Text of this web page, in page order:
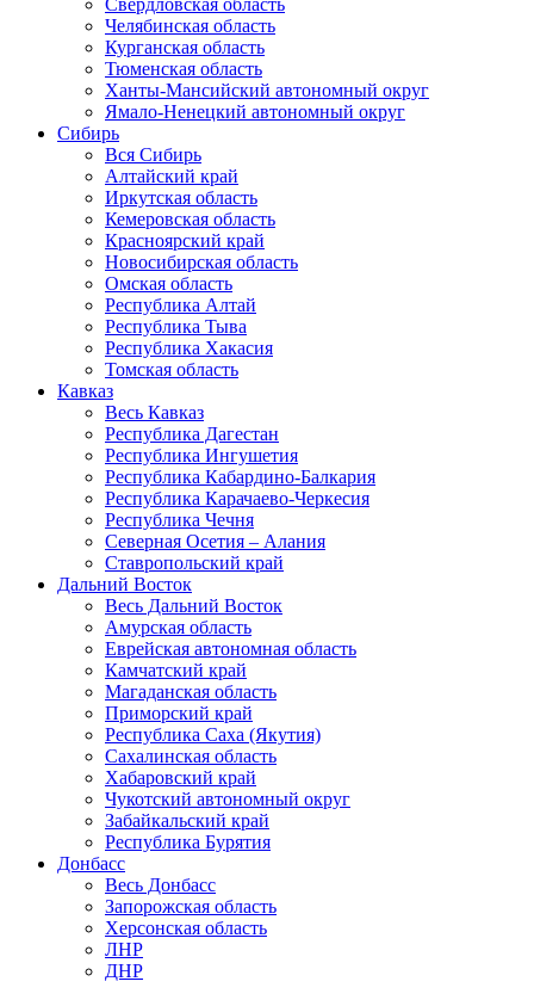
Свердловская область
Челябинская область
Курганская область
Тюменская область
Ханты-Мансийский автономный округ
Ямало-Ненецкий автономный округ
Сибирь
Вся Сибирь
Алтайский край
Иркутская область
Кемеровская область
Красноярский край
Новосибирская область
Омская область
Республика Алтай
Республика Тыва
Республика Хакасия
Томская область
Кавказ
Весь Кавказ
Республика Дагестан
Республика Ингушетия
Республика Кабардино-Балкария
Республика Карачаево-Черкесия
Республика Чечня
Северная Осетия – Алания
Ставропольский край
Дальний Восток
Весь Дальний Восток
Амурская область
Еврейская автономная область
Камчатский край
Магаданская область
Приморский край
Республика Саха (Якутия)
Сахалинская область
Хабаровский край
Чукотский автономный округ
Забайкальский край
Республика Бурятия
Донбасс
Весь Донбасс
Запорожская область
Херсонская область
ЛНР
ДНР